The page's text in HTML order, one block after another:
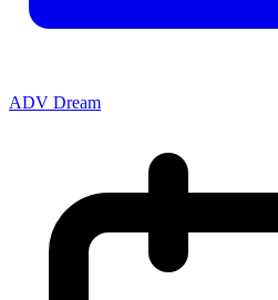
ADV Dream